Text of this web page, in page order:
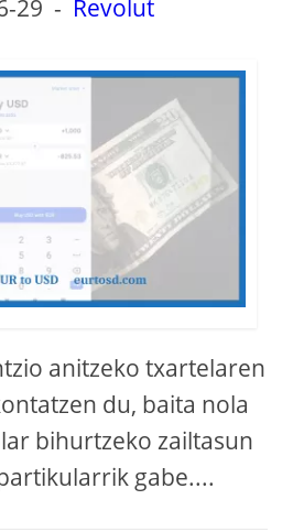
29 - Revolut
anitzeko txartelaren
du, baita nola
bihurtzeko zailtasun
gabe....